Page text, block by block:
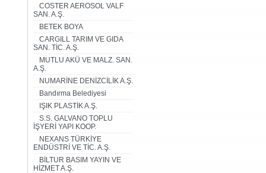
COSTER AEROSOL VALF
SAN. A.Ş.
BETEK BOYA
CARGILL TARIM VE GIDA
SAN. TİC. A.Ş.
MUTLU AKÜ VE MALZ. SAN.
A.Ş.
NUMARİNE DENİZCİLİK A.Ş.
Bandırma Belediyesi
IŞIK PLASTİK A.Ş.
S.S. GALVANO TOPLU
İŞYERİ YAPI KOOP.
NEXANS TÜRKİYE
ENDÜSTRİ VE TİC. A.Ş.
BİLTUR BASIM YAYIN VE
HİZMET A.Ş.